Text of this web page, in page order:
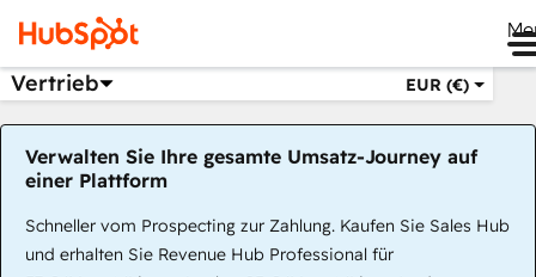
Vertrieb EUR (€)
Verwalten Sie Ihre gesamte Umsatz-Journey auf
einer Plattform
Schneller vom Prospecting zur Zahlung. Kaufen Sie Sales Hub
und erhalten Sie Revenue Hub Professional für